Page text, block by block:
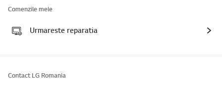
Comenzile mele
Urmareste reparatia
Contact LG Romania